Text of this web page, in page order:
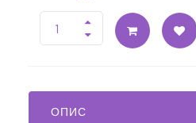
ОПИС